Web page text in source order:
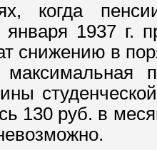
когда
января 1937 г.
снижению в
130 руб. в